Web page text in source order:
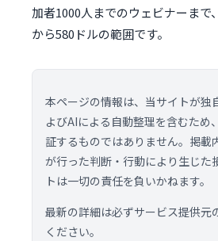
加者1000人までのウェビナーまで
から580ドルの範囲です。
本ページの情報は、当サイトが独
よびAIによる自動整理を含むため
証するものではありません。掲載
が行った判断・行動により生じた
トは一切の責任を負いかねます。
最新の詳細は必ずサービス提供元
ください。